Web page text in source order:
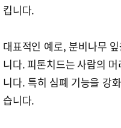
킵니다.
대표적인 예로, 분비나무
니다. 피톤치드는 사람의
니다. 특히 심폐 기능을 강
습니다.